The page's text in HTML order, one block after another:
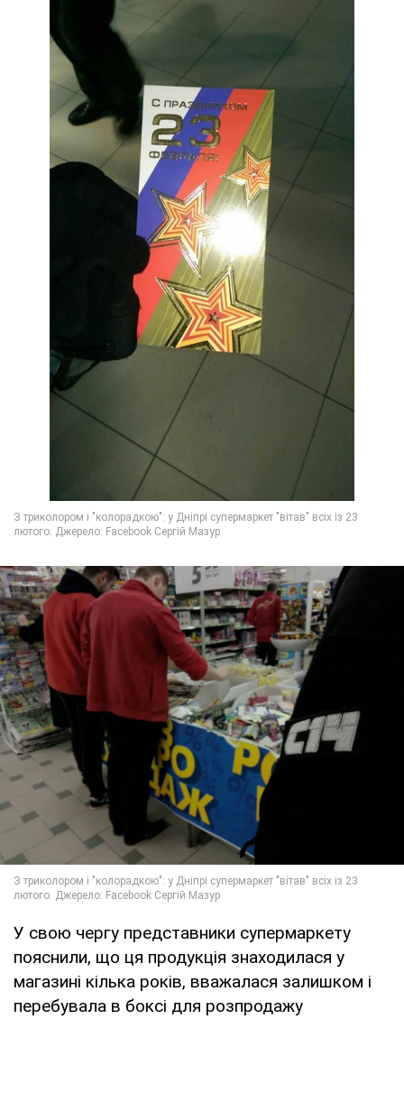
У свою чергу представники супермаркету
пояснили, що ця продукція знаходилася у
магазині кілька років, вважалася залишком і
перебувала в боксі для розпродажу